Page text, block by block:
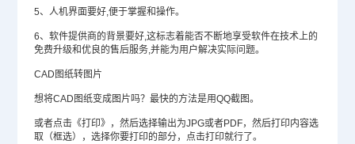
5、人机界面要好,便于掌握和操作。
6、软件提供商的背景要好,这标志着能否不断地享受软件在技术上的
免费升级和优良的售后服务,并能为用户解决实际问题。
CAD图纸转图片
想将CAD图纸变成图片吗？最快的方法是用QQ截图。
或者点击《打印》，然后选择输出为JPG或者PDF，然后打印内容选
取（框选），选择你要打印的部分，点击打印就行了。